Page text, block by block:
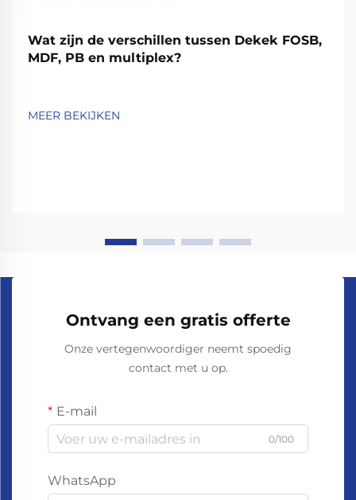
Wat zijn de verschillen tussen Dekek FOSB,
MDF, PB en multiplex?
MEER BEKIJKEN
Ontvang een gratis offerte
Onze vertegenwoordiger neemt spoedig
contact met u op.
E-mail
0/100
WhatsApp